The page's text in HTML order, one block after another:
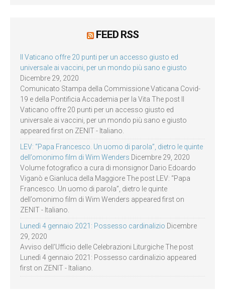
FEED RSS
Il Vaticano offre 20 punti per un accesso giusto ed
universale ai vaccini, per un mondo più sano e giusto
Dicembre 29, 2020
Comunicato Stampa della Commissione Vaticana Covid-
19 e della Pontificia Accademia per la Vita The post Il
Vaticano offre 20 punti per un accesso giusto ed
universale ai vaccini, per un mondo più sano e giusto
appeared first on ZENIT - Italiano.
LEV: “Papa Francesco. Un uomo di parola”, dietro le quinte
dell’omonimo film di Wim Wenders Dicembre 29, 2020
Volume fotografico a cura di monsignor Dario Edoardo
Viganò e Gianluca della Maggiore The post LEV: “Papa
Francesco. Un uomo di parola”, dietro le quinte
dell’omonimo film di Wim Wenders appeared first on
ZENIT - Italiano.
Lunedì 4 gennaio 2021: Possesso cardinalizio Dicembre
29, 2020
Avviso dell’Ufficio delle Celebrazioni Liturgiche The post
Lunedì 4 gennaio 2021: Possesso cardinalizio appeared
first on ZENIT - Italiano.